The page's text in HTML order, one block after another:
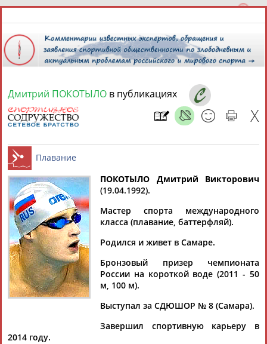
8 августа 2026 года,
СПОРТСМЕНЫ, ТРЕНЕРЫ И СПЕЦИАЛИСТЫ
Найдено: 13181персон Расширенный поиск
Аслаудин
АБАЕВ
Елена
АБАИМОВА
АБАКУМОВА
Юлия
АБАЛАКИНА
АБАРЕНОВ
Тамилла
АБАСОВА
АБАЧАРАЕВ
АБАШИДЗЕ
Дмитрий ПОКОТЫЛО в публикациях
Плавание
ПОКОТЫЛО Дмитрий Викторович
(19.04.1992).
Мастер спорта международного
класса (плавание, баттерфляй).
Родился и живет в Самаре.
Бронзовый призер чемпионата
России на короткой воде (2011 - 50
м, 100 м).
Выступал за СДЮШОР № 8 (Самара).
Завершил спортивную карьеру в
2014 году.